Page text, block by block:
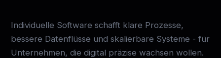
Individuelle Software schafft klare Prozesse,
bessere Datenflüsse und skalierbare Systeme - für
Unternehmen, die digital präzise wachsen wollen.